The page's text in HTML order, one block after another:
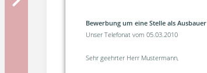
Bewerbung um eine Stelle als Ausbauer
Unser Telefonat vom 05.03.2010
Sehr geehrter Herr Mustermann,